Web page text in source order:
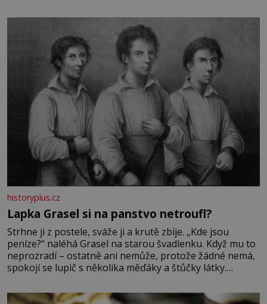
bez které si českou zahradu ani nedokážeme představit.
historyplus.cz
Lapka Grasel si na panstvo netroufl?
Strhne ji z postele, sváže ji a krutě zbije. „Kde jsou
peníze?“ naléhá Grasel na starou švadlenku. Když mu to
neprozradí – ostatně ani nemůže, protože žádné nemá,
spokojí se lupič s několika měďáky a štůčky látky.
krutý. Jeho činy budí hrůzu ještě dlouho po jeho smrti